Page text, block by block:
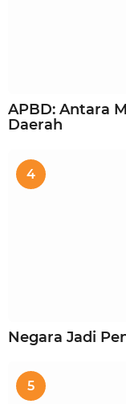
APBD: Antara
Daerah
4
Negara Jadi
5